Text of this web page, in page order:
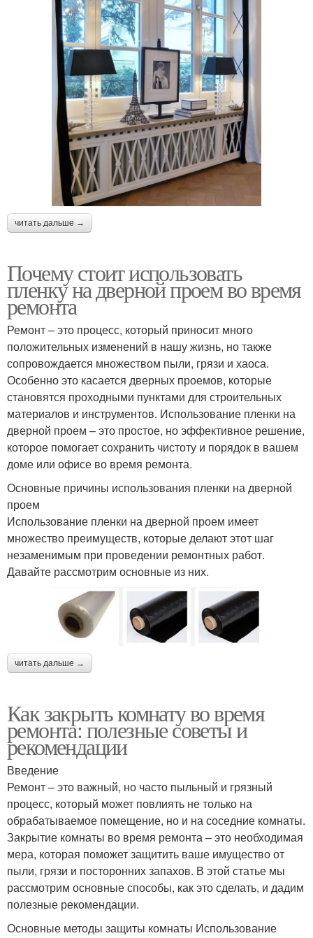
читать дальше →
Почему стоит использовать
пленку на дверной проем во время
ремонта
Ремонт – это процесс, который приносит много
положительных изменений в нашу жизнь, но также
сопровождается множеством пыли, грязи и хаоса.
Особенно это касается дверных проемов, которые
становятся проходными пунктами для строительных
материалов и инструментов. Использование пленки на
дверной проем – это простое, но эффективное решение,
которое помогает сохранить чистоту и порядок в вашем
доме или офисе во время ремонта.
Основные причины использования пленки на дверной
проем
Использование пленки на дверной проем имеет
множество преимуществ, которые делают этот шаг
незаменимым при проведении ремонтных работ.
Давайте рассмотрим основные из них.
читать дальше →
Как закрыть комнату во время
ремонта: полезные советы и
рекомендации
Введение
Ремонт – это важный, но часто пыльный и грязный
процесс, который может повлиять не только на
обрабатываемое помещение, но и на соседние комнаты.
Закрытие комнаты во время ремонта – это необходимая
мера, которая поможет защитить ваше имущество от
пыли, грязи и посторонних запахов. В этой статье мы
рассмотрим основные способы, как это сделать, и дадим
полезные рекомендации.
Основные методы защиты комнаты Использование